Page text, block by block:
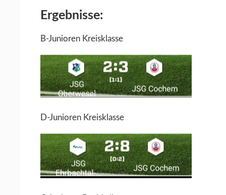
Ergebnisse:
B-Junioren Kreisklasse
D-Junioren Kreisklasse